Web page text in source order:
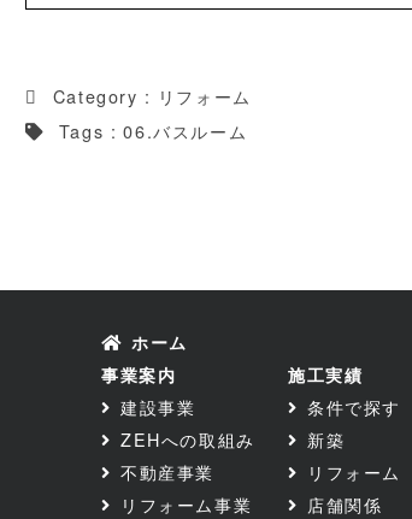
Category : リフォーム
Tags : 06.バスルーム
ホーム
事業案内
建設事業
ZEHへの取組み
不動産事業
リフォーム事業
施工実績
条件で探す
新築
リフォーム
店舗関係